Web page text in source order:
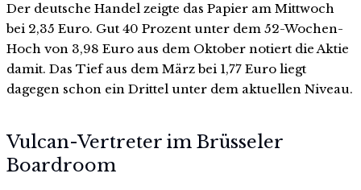
Der deutsche Handel zeigte das Papier am Mittwoch
bei 2,35 Euro. Gut 40 Prozent unter dem 52-Wochen-
Hoch von 3,98 Euro aus dem Oktober notiert die Aktie
damit. Das Tief aus dem März bei 1,77 Euro liegt
dagegen schon ein Drittel unter dem aktuellen Niveau.
Vulcan-Vertreter im Brüsseler
Boardroom